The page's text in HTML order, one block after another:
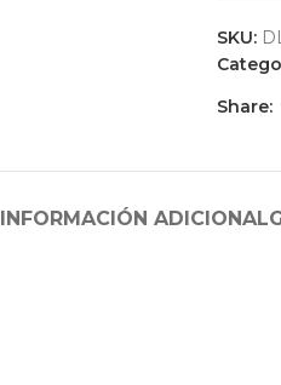
SKU:
Share:
INFORMACIÓN ADICIONAL